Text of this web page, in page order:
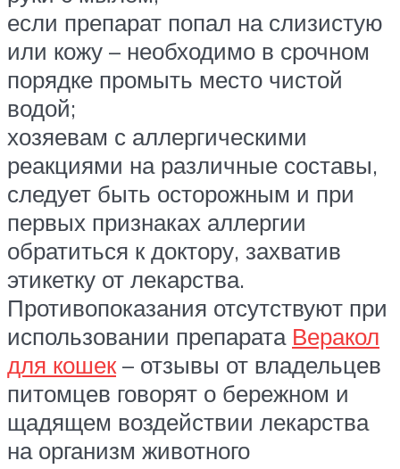
если препарат попал на слизистую
или кожу – необходимо в срочном
порядке промыть место чистой
водой;
хозяевам с аллергическими
реакциями на различные составы,
следует быть осторожным и при
первых признаках аллергии
обратиться к доктору, захватив
этикетку от лекарства.
Противопоказания отсутствуют при
использовании препарата Веракол
для кошек – отзывы от владельцев
питомцев говорят о бережном и
щадящем воздействии лекарства
на организм животного